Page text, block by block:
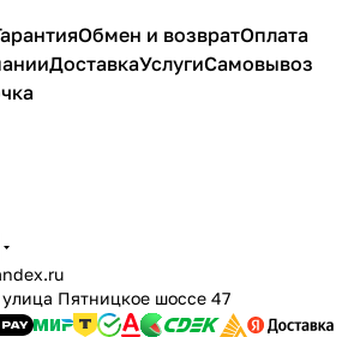
напо
льны
бел/
бел
ект,
напол
льны
й,
есно
й,
орино
ко/бел
Обмен и возвратОплата
ДоставкаУслугиСамовывоз
Пятницкое шоссе 47